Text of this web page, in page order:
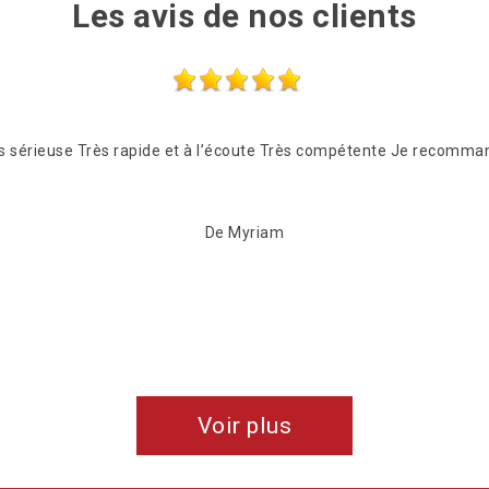
Les avis de nos clients
sérieuse Très rapide et à l’écoute Très compétente Je
De Myriam
Voir plus